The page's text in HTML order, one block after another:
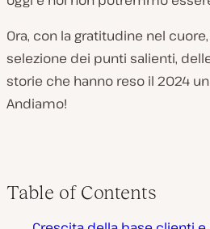
Ora, con la gratitudine nel
selezione dei punti salienti,
storie che hanno reso il 2024
Andiamo!
Table of Contents